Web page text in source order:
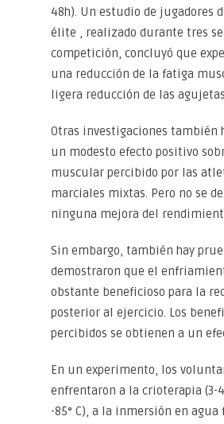
48h). Un estudio de jugadores
élite , realizado durante tres
competición, concluyó que
una reducción de la fatiga
ligera reducción de las
Otras investigaciones también
un modesto efecto positivo
muscular percibido por las
marciales mixtas. Pero no se
ninguna mejora del
Sin embargo, también hay
demostraron que el
obstante beneficioso para la
posterior al ejercicio. Los
percibidos se obtienen a un
En un experimento, los
enfrentaron a la crioterapia (3-
-85° C), a la inmersión en agua